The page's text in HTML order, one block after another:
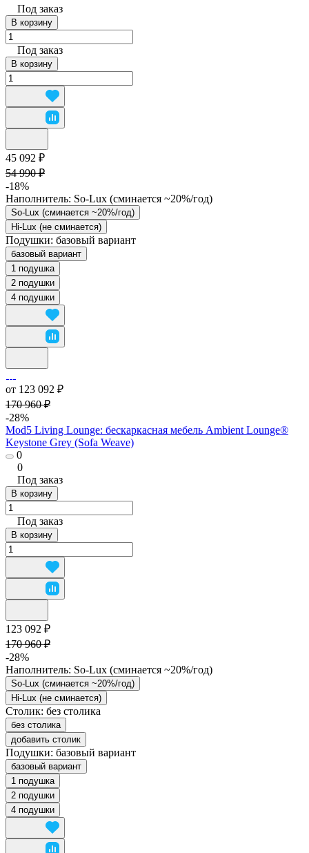
Под заказ
В корзину
Под заказ
В корзину
45 092 ₽
54 990 ₽
-18%
Наполнитель: So-Lux (cминается ~20%/год)
So-Lux (cминается ~20%/год)
Hi-Lux (не сминается)
Подушки: базовый вариант
базовый вариант
1 подушка
2 подушки
4 подушки
от 123 092 ₽
170 960 ₽
-28%
Mod5 Living Lounge: бескаркасная мебель Ambient Lounge®
Keystone Grey (Sofa Weave)
0
0
Под заказ
В корзину
Под заказ
В корзину
123 092 ₽
170 960 ₽
-28%
Наполнитель: So-Lux (cминается ~20%/год)
So-Lux (cминается ~20%/год)
Hi-Lux (не сминается)
Столик: без столика
без столика
добавить столик
Подушки: базовый вариант
базовый вариант
1 подушка
2 подушки
4 подушки